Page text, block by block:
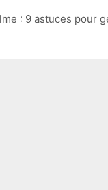
: 9 astuces pour